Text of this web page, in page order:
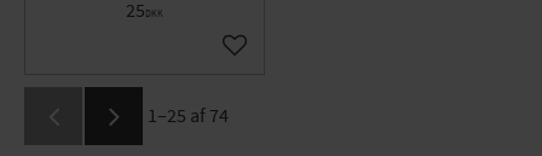
25DKK
Gem som favorit
1–25 af 74